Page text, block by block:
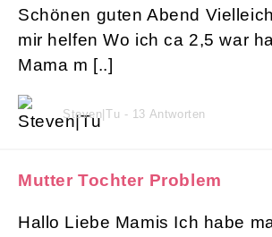
Schönen guten Abend
mir helfen Wo ich ca 2,5 war
Mama m [..]
Steven|Tu - 13 Antworten
Mutter Tochter Problem
Hallo Liebe Mamis Ich habe